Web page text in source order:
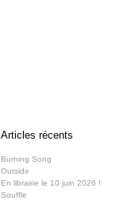
Articles récents
Burning Song
Outside
En librairie le 10 juin 2026 !
Souffle